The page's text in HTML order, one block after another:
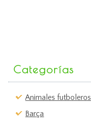
Categorías
Animales futboleros
Barça